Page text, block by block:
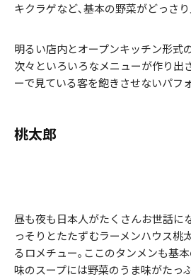
キクラゲなど､基本の野菜がどっさり
明るい店内とオープンキッチン形式
次々といろいろなメニューが作り出
ーで見ている客を飽きさせないパフ
桃太郎
昼も夜も日本人がたくさんお世話に
っそりとたたずむラーメンハウス桃
るロメチュー｡ここのタンメンも基
味のスープには野菜のうま味がたっ